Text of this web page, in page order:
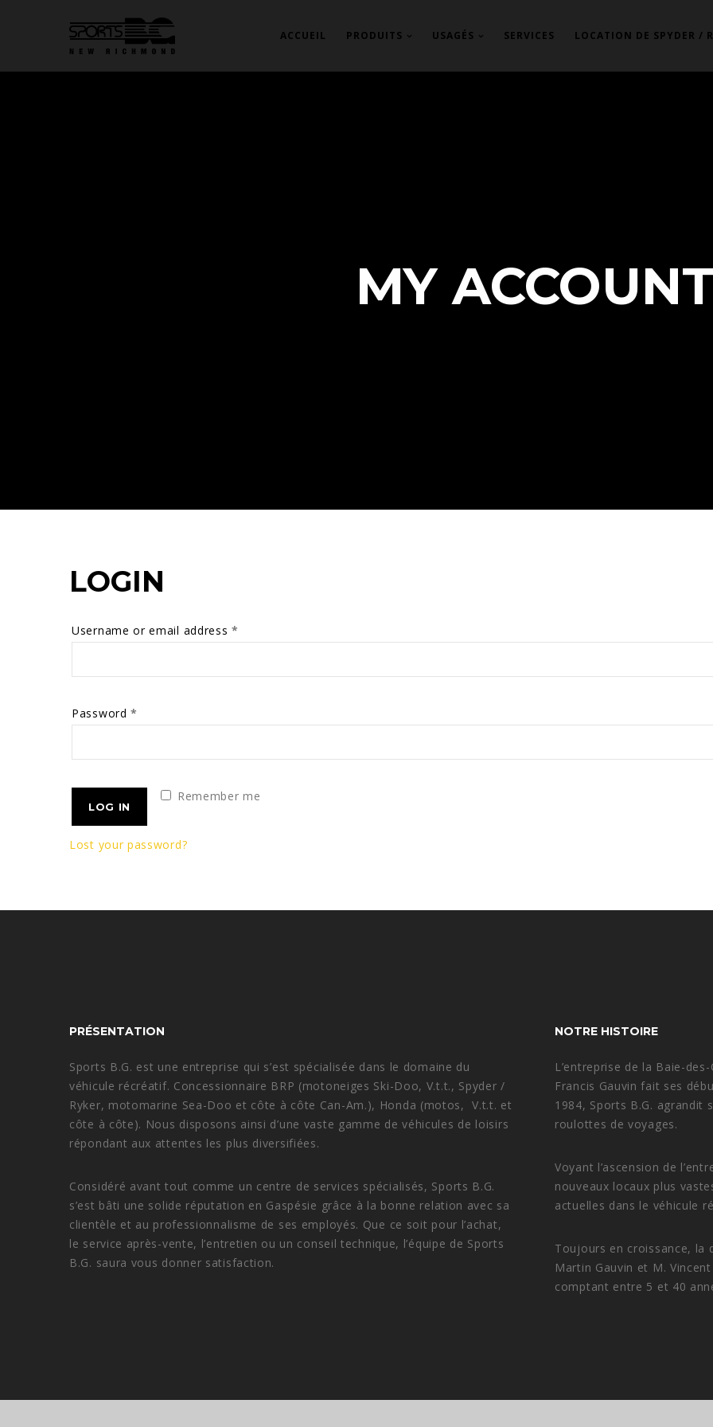
ACCUEIL PRODUITS USAGÉS SERVICES LOCATION DE SPYDER /
MY ACCOUNT
LOGIN
Username or email address*
Password*
Remember me
LOG IN
Lost your password?
PRÉSENTATION
Sports B.G. est une entreprise qui s’est spécialisée dans le domaine du
véhicule récréatif. Concessionnaire BRP (motoneiges Ski-Doo, V.t.t., Spyder /
Ryker, motomarine Sea-Doo et côte à côte Can-Am.), Honda (motos, V.t.t. et
côte à côte). Nous disposons ainsi d’une vaste gamme de véhicules de loisirs
répondant aux attentes les plus diversifiées.
Considéré avant tout comme un centre de services spécialisés, Sports B.G.
s’est bâti une solide réputation en Gaspésie grâce à la bonne relation avec sa
clientèle et au professionnalisme de ses employés. Que ce soit pour l’achat,
le service après-vente, l’entretien ou un conseil technique, l’équipe de Sports
B.G. saura vous donner satisfaction.
NOTRE HISTOIRE
L’entreprise de la Baie-
Francis Gauvin fait ses
1984, Sports B.G. agrandit
roulottes de voyages.
Voyant l’ascension de
nouveaux locaux plus
actuelles dans le véhicule
Toujours en croissance, la
Martin Gauvin et M.
comptant entre 5 et 40